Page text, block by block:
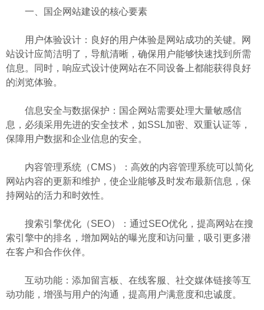
一、国企网站建设的核心要素
用户体验设计：良好的用户体验是网站成功的关键。网
站设计应简洁明了，导航清晰，确保用户能够快速找到所需
信息。同时，响应式设计使网站在不同设备上都能获得良好
的浏览体验。
信息安全与数据保护：国企网站需要处理大量敏感信
息，必须采用先进的安全技术，如SSL加密、双重认证等，
保障用户数据和企业信息的安全。
内容管理系统（CMS）：高效的内容管理系统可以简化
网站内容的更新和维护，使企业能够及时发布最新信息，保
持网站的活力和时效性。
搜索引擎优化（SEO）：通过SEO优化，提高网站在搜
索引擎中的排名，增加网站的曝光度和访问量，吸引更多潜
在客户和合作伙伴。
互动功能：添加留言板、在线客服、社交媒体链接等互
动功能，增强与用户的沟通，提高用户满意度和忠诚度。